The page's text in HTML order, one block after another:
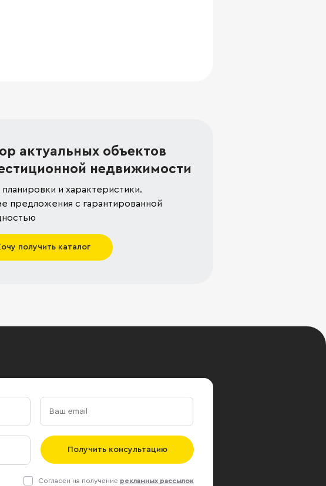
актуальных объектов
недвижимости
и характеристики.
предложения с гарантированной
получить каталог
Получить консультацию
Согласен на получение рекламных рассылок